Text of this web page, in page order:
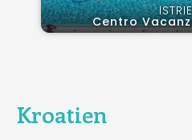
Centro
Kroatien